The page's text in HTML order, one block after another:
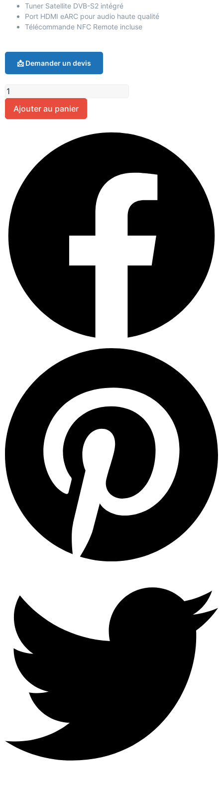
Tuner Satellite DVB-S2 intégré
Port HDMI eARC pour audio haute qualité
Télécommande NFC Remote incluse
📩 Demander un devis
Ajouter au panier